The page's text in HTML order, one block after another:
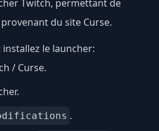
Twitch, permettant de
du site Curse.
installez le launcher:
/ Curse.
.